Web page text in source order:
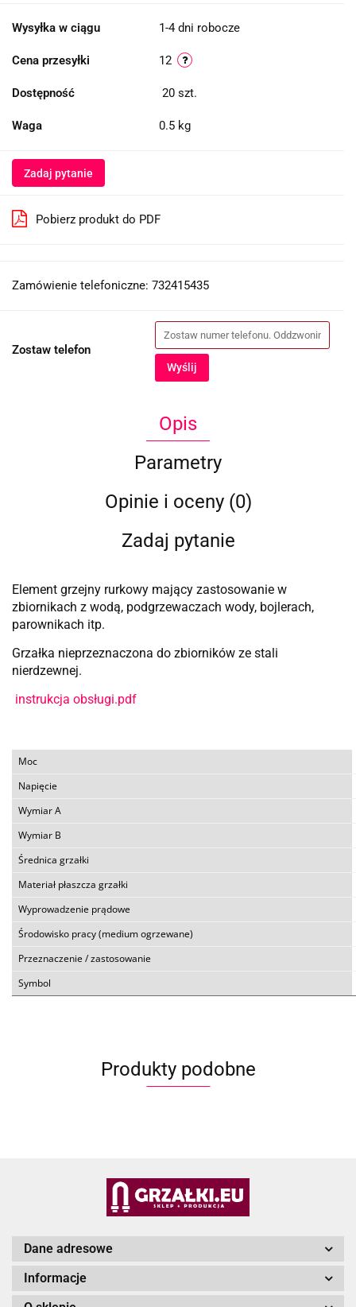
Wysyłka w ciągu 1-4 dni robocze
Cena przesyłki 12
Dostępność 20 szt.
Waga 0.5 kg
Zadaj pytanie
Pobierz produkt do PDF
Zamówienie telefoniczne: 732415435
Zostaw telefon
Wyślij
Opis
Parametry
Opinie i oceny (0)
Zadaj pytanie
Element grzejny rurkowy mający zastosowanie w
zbiornikach z wodą, podgrzewaczach wody, bojlerach,
parownikach itp.
Grzałka nieprzeznaczona do zbiorników ze stali
nierdzewnej.
instrukcja obsługi.pdf
Moc
Napięcie
Wymiar A
Wymiar B
Średnica grzałki
Materiał płaszcza grzałki
Wyprowadzenie prądowe
Środowisko pracy (medium ogrzewane)
Przeznaczenie / zastosowanie
Symbol
Produkty podobne
Dane adresowe
Informacje